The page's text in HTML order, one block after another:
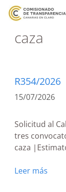
caza
R354/2026
15/07/2026
Solicitud al
tres
caza
Leer más